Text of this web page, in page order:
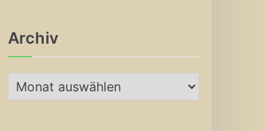
Archiv
r